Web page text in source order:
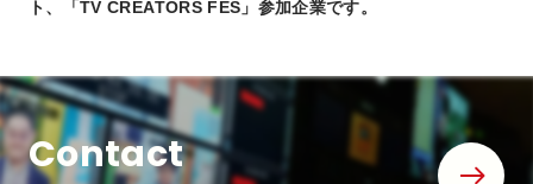
ト、「TV CREATORS FES」参加企業です。
Contact